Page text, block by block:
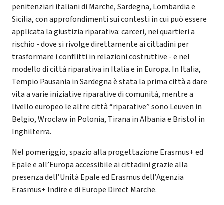
penitenziari italiani di Marche, Sardegna, Lombardia e
Sicilia, con approfondimenti sui contesti in cui può essere
applicata la giustizia riparativa: carceri, nei quartieri a
rischio - dove si rivolge direttamente ai cittadini per
trasformare i conflitti in relazioni costruttive - e nel
modello di città riparativa in Italia e in Europa. In Italia,
Tempio Pausania in Sardegna è stata la prima città a dare
vita a varie iniziative riparative di comunità, mentre a
livello europeo le altre città “riparative” sono Leuven in
Belgio, Wroclaw in Polonia, Tirana in Albania e Bristol in
Inghilterra.
Nel pomeriggio, spazio alla progettazione Erasmus+ ed
Epale e all’Europa accessibile ai cittadini grazie alla
presenza dell’Unità Epale ed Erasmus dell’Agenzia
Erasmus+ Indire e di Europe Direct Marche.